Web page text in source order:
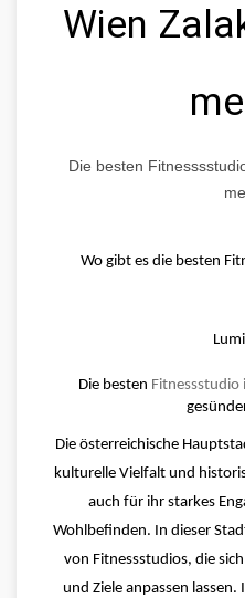
Wien
Die besten
Wo gibt es die besten
Die besten Fitnessstudio
Die österreichische
kulturelle Vielfalt und
auch für ihr starkes
Wohlbefinden. In dieser
von Fitnessstudios, die
und Ziele anpassen